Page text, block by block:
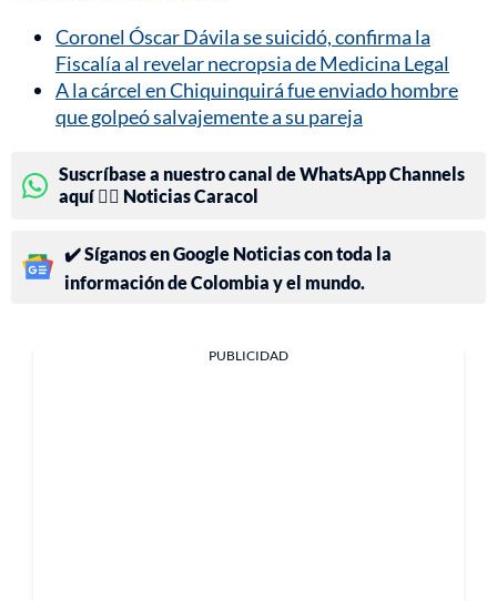
Coronel Óscar Dávila se suicidó, confirma la
Fiscalía al revelar necropsia de Medicina Legal
A la cárcel en Chiquinquirá fue enviado hombre
que golpeó salvajemente a su pareja
Suscríbase a nuestro canal de WhatsApp Channels
aquí 👉🏻 Noticias Caracol
✔️ Síganos en Google Noticias con toda la
información de Colombia y el mundo.
PUBLICIDAD